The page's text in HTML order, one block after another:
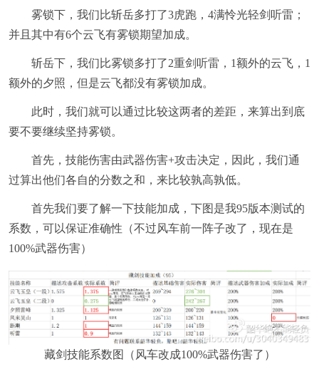
雾锁下，我们比斩岳多打了3虎跑，4满怜光轻剑听雷；
并且其中有6个云飞有雾锁期望加成。
斩岳下，我们比雾锁多打了2重剑听雷，1额外的云飞，1
额外的夕照，但是云飞都没有雾锁加成。
此时，我们就可以通过比较这两者的差距，来算出到底
要不要继续坚持雾锁。
首先，技能伤害由武器伤害+攻击决定，因此，我们通
过算出他们各自的分数之和，来比较孰高孰低。
首先我们要了解一下技能加成，下图是我95版本测试的
系数，可以保证准确性（不过风车前一阵子改了，现在是
100%武器伤害）
藏剑技能系数图（风车改成100%武器伤害了）